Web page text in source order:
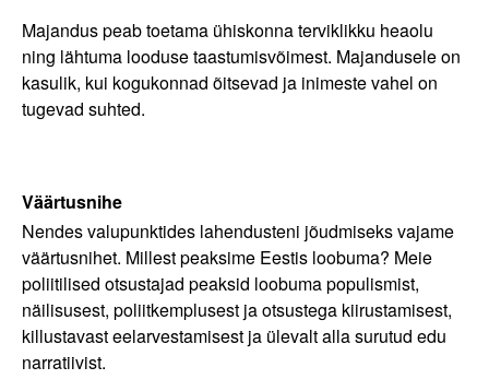
Majandus peab toetama ühiskonna terviklikku heaolu
ning lähtuma looduse taastumisvõimest. Majandusele on
kasulik, kui kogukonnad õitsevad ja inimeste vahel on
tugevad suhted.
Väärtusnihe
Nendes valupunktides lahendusteni jõudmiseks vajame
väärtusnihet. Millest peaksime Eestis loobuma? Meie
poliitilised otsustajad peaksid loobuma populismist,
näilisusest, poliitkemplusest ja otsustega kiirustamisest,
killustavast eelarvestamisest ja ülevalt alla surutud edu
narratiivist.